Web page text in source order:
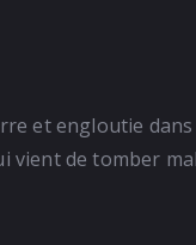
et engloutie
vient de tomber